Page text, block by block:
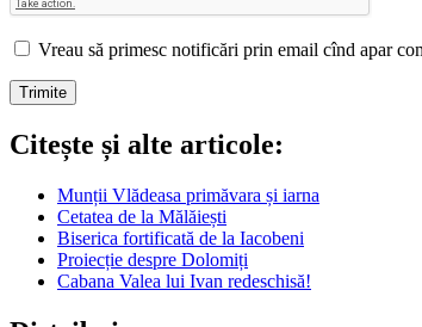
Vreau să primesc notificări prin email cînd apar
Citește și alte articole:
Munții Vlădeasa primăvara și iarna
Cetatea de la Mălăiești
Biserica fortificată de la Iacobeni
Proiecție despre Dolomiți
Cabana Valea lui Ivan redeschisă!